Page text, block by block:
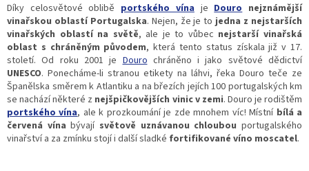
Díky celosvětové oblibě portského vína je Douro nejznámější
vinařskou oblastí Portugalska. Nejen, že je to jedna z nejstarších
vinařských oblastí na světě, ale je to vůbec nejstarší vinařská
oblast s chráněným původem, která tento status získala již v 17.
století. Od roku 2001 je Douro chráněno i jako světové dědictví
UNESCO. Ponecháme-li stranou etikety na láhvi, řeka Douro teče ze
Španělska směrem k Atlantiku a na březích jejích 100 portugalských km
se nachází některé z nejšpičkovějších vinic v zemi. Douro je rodištěm
portského vína, ale k prozkoumání je zde mnohem víc! Místní bílá a
červená vína bývají světově uznávanou chloubouportugalského
vinařství a za zmínku stojí i další sladké fortifikované víno moscatel.